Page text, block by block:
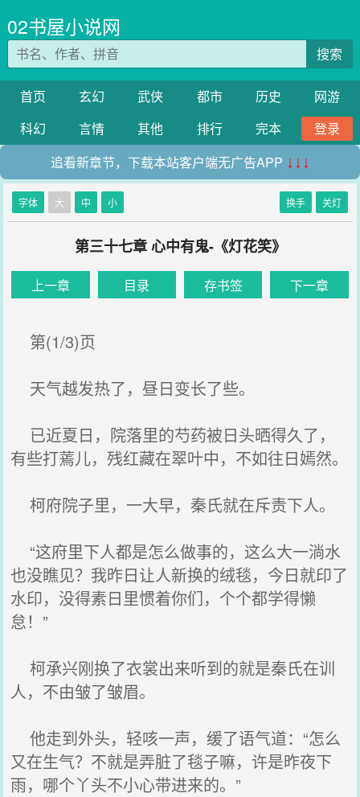
02书屋小说网
搜索
首页 玄幻 武侠 都市 历史
网游
科幻
言情 其他 排行 完本
登录
追看新章节，下载本站客户端无广告APP ↓↓↓
字体 大 中 小 换手 关灯
第三十七章 心中有鬼-《灯花笑》
上一章 目录 存书签 下一章
第(1/3)页
天气越发热了，昼日变长了些。
已近夏日，院落里的芍药被日头晒得久了，
有些打蔫儿，残红藏在翠叶中，不如往日嫣然。
柯府院子里，一大早，秦氏就在斥责下人。
“这府里下人都是怎么做事的，这么大一淌水
也没瞧见？我昨日让人新换的绒毯，今日就印了
水印，没得素日里惯着你们，个个都学得懒
怠！”
柯承兴刚换了衣裳出来听到的就是秦氏在训
人，不由皱了皱眉。
他走到外头，轻咳一声，缓了语气道：“怎么
又在生气？不就是弄脏了毯子嘛，许是昨夜下
雨，哪个丫头不小心带进来的。”